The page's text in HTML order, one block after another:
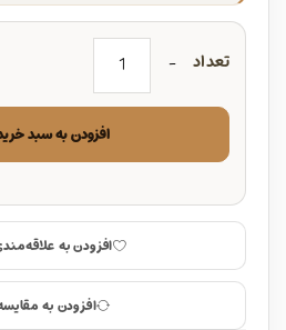
تعداد
افزودن به سبد
افزودن به
افزودن به